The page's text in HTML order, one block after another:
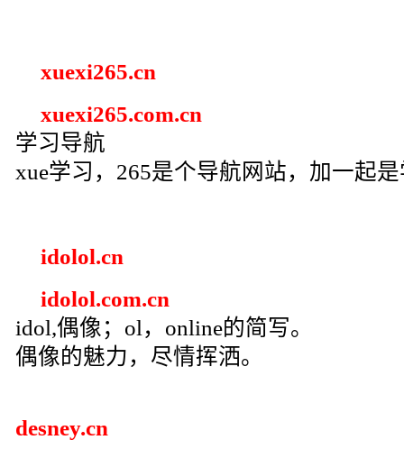
xuexi265.cn
xuexi265.com.cn
学习导航
xue学习，265是个导航网站，加一起
idolol.cn
idolol.com.cn
idol,偶像；ol，online的简写。
偶像的魅力，尽情挥洒。
desney.cn